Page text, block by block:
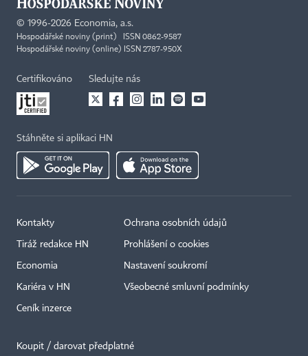
© 1996-2026 Economia, a.s.
Hospodářské noviny (print) ISSN 0862-9587
Hospodářské noviny (online) ISSN 2787-950X
Certifikováno Sledujte nás
Stáhněte si aplikaci HN
Kontakty
Tiráž redakce HN
Economia
Kariéra v HN
Ceník inzerce
Ochrana osobních údajů
Prohlášení o cookies
Nastavení soukromí
Všeobecné smluvní podmínky
Koupit / darovat předplatné